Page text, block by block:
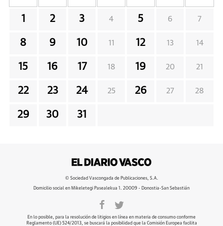
1 2 3 4 5 6 7
8 9 10 11 12 13 14
15 16 17 18 19 20 21
22 23 24 25 26 27 28
29 30 31
© Sociedad Vascongada de Publicaciones, S.A.
Domicilio social en Mikeletegi Pasealekua 1. 20009 - Donostia-San Sebastián
En lo posible, para la resolución de litigios en línea en materia de consumo conforme
Reglamento (UE) 524/2013, se buscará la posibilidad que la Comisión Europea facilita